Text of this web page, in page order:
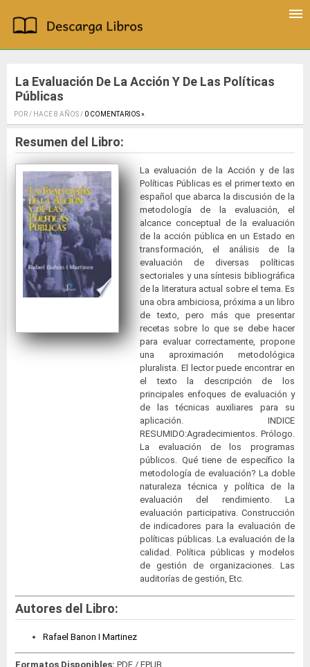
La Evaluación De La Acción Y De Las Políticas
Públicas
POR / HACE 8 AÑOS / 0 COMENTARIOS ».
Resumen del Libro:
La evaluación de la Acción y de las
Políticas Públicas es el primer texto en
español que abarca la discusión de la
metodología de la evaluación, el
alcance conceptual de la evaluación
de la acción pública en un Estado en
transformación, el análisis de la
evaluación de diversas políticas
sectoriales y una síntesis bibliográfica
de la literatura actual sobre el tema. Es
una obra ambiciosa, próxima a un libro
de texto, pero más que presentar
recetas sobre lo que se debe hacer
para evaluar correctamente, propone
una aproximación metodológica
pluralista. El lector puede encontrar en
el texto la descripción de los
principales enfoques de evaluación y
de las técnicas auxiliares para su
aplicación. INDICE
RESUMIDO:Agradecimientos. Prólogo.
La evaluación de los programas
públicos. Qué tiene de específico la
metodología de evaluación? La doble
naturaleza técnica y política de la
evaluación del rendimiento. La
evaluación participativa. Construcción
de indicadores para la evaluación de
políticas públicas. La evaluación de la
calidad. Política públicas y modelos
de gestión de organizaciones. Las
auditorías de gestión, Etc.
Autores del Libro:
Rafael Banon I Martinez
Formatos Disponibles: PDF / EPUB